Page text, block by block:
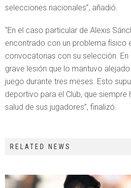
selecciones nacionales”, añadió.
“En el caso particular de Alexis
encontrado con un problema físico
convocatorias con su selección. En
grave lesión que lo mantuvo
juego durante tres meses. Esto
deportivo para el Club, que
salud de sus jugadores”, finalizó.
RELATED NEWS